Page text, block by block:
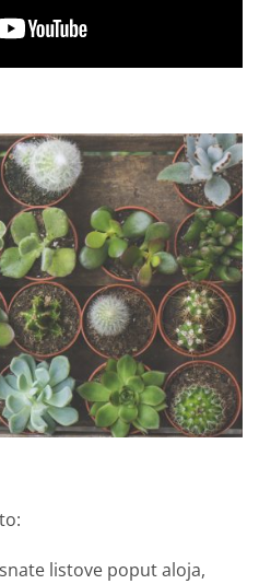
listove poput aloja,